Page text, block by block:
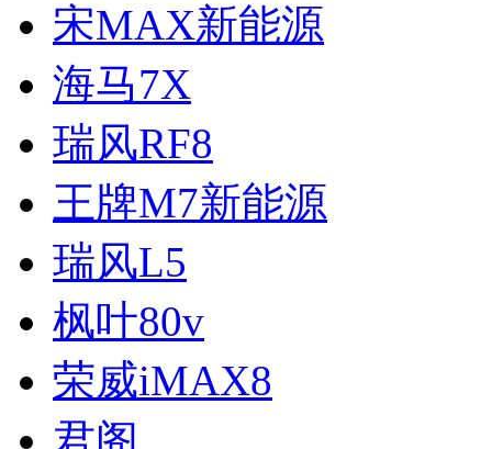
宋MAX新能源
海马7X
瑞风RF8
王牌M7新能源
瑞风L5
枫叶80v
荣威iMAX8